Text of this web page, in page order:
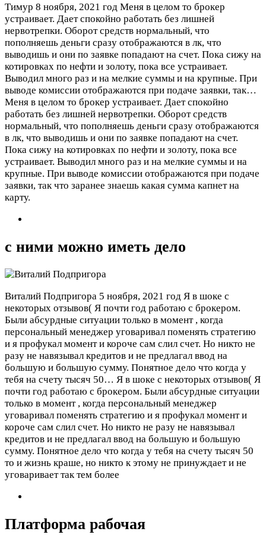
Тимур 8 ноября, 2021 год Меня в целом то брокер
устраивает. Дает спокойно работать без лишней
нервотрепки. Оборот средств нормальный, что
пополняешь деньги сразу отображаются в лк, что
выводишь и они по заявке попадают на счет. Пока сижу на
котировках по нефти и золоту, пока все устраивает.
Выводил много раз и на мелкие суммы и на крупные. При
выводе комиссии отображаются при подаче заявки, так…
Меня в целом то брокер устраивает. Дает спокойно
работать без лишней нервотрепки. Оборот средств
нормальный, что пополняешь деньги сразу отображаются
в лк, что выводишь и они по заявке попадают на счет.
Пока сижу на котировках по нефти и золоту, пока все
устраивает. Выводил много раз и на мелкие суммы и на
крупные. При выводе комиссии отображаются при подаче
заявки, так что заранее знаешь какая сумма капнет на
карту.
с ними можно иметь дело
Виталий Подпригора 5 ноября, 2021 год Я в шоке с
некоторых отзывов( Я почти год работаю с брокером.
Были абсурдные ситуации только в момент , когда
персональный менеджер уговаривал поменять стратегию
и я профукал момент и короче сам слил счет. Но никто не
разу не навязывал кредитов и не предлагал ввод на
большую и большую сумму. Понятное дело что когда у
тебя на счету тысяч 50… Я в шоке с некоторых отзывов( Я
почти год работаю с брокером. Были абсурдные ситуации
только в момент , когда персональный менеджер
уговаривал поменять стратегию и я профукал момент и
короче сам слил счет. Но никто не разу не навязывал
кредитов и не предлагал ввод на большую и большую
сумму. Понятное дело что когда у тебя на счету тысяч 50
то и жизнь краше, но никто к этому не принуждает и не
уговаривает так тем более
Платформа рабочая